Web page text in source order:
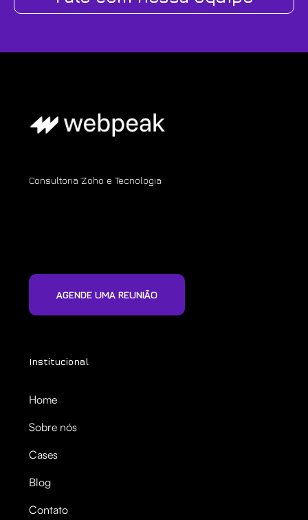
Consultoria Zoho e Tecnologia
AGENDE UMA REUNIÃO
Institucional
Home
Sobre nós
Cases
Blog
Contato